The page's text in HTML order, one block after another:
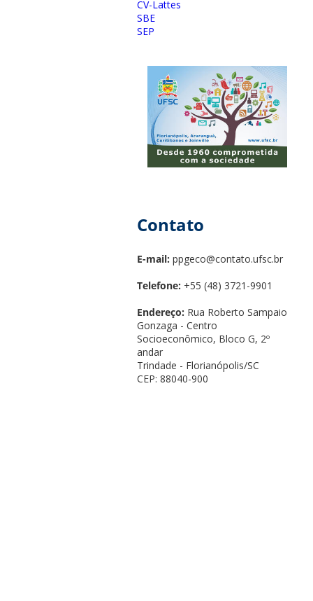
CV-Lattes
SBE
SEP
Contato
E-mail: ppgeco@contato.ufsc.br
Telefone: +55 (48) 3721-9901
Endereço: Rua Roberto Sampaio
Gonzaga - Centro
Socioeconômico, Bloco G, 2º
andar
Trindade - Florianópolis/SC
CEP: 88040-900